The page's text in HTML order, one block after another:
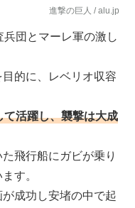
進撃の巨人 / alu.jp
団とマーレ軍の激し
的に、レベリオ収容
活躍し、襲撃は大成
飛行船にガビが乗り
す。
成功し安堵の中で起